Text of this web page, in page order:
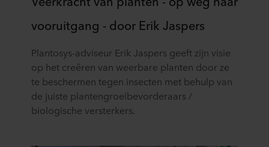
vooruitgang - door Erik Jaspers
Plantosys-adviseur Erik Jaspers geeft zijn visie
op het creëren van weerbare planten door ze
te beschermen tegen insecten met behulp van
de juiste plantengroeibevorderaars /
biologische versterkers.